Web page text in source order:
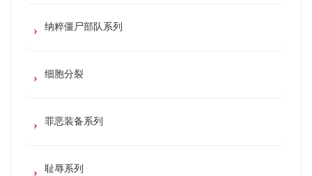
纳粹僵尸部队系列
细胞分裂
罪恶装备系列
耻辱系列